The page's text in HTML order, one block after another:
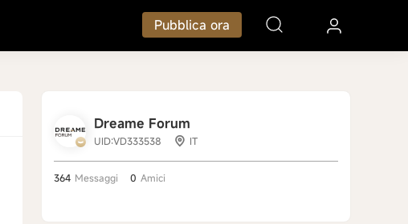
Pubblica ora
Dreame Forum
UID:VD333538 IT
364 Messaggi 0 Amici